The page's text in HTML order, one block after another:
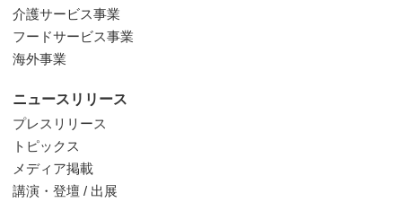
介護サービス事業
フードサービス事業
海外事業
ニュースリリース
プレスリリース
トピックス
メディア掲載
講演・登壇 / 出展